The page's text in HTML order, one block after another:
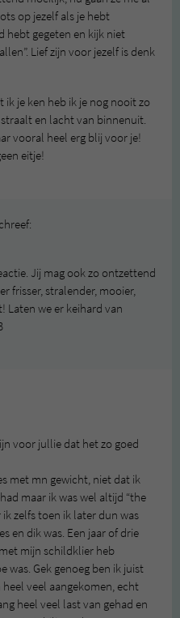
op jezelf als je hebt
hebt gegeten en kijk niet
Lief zijn voor jezelf is denk
ik je ken heb ik je nog nooit zo
en lacht van binnenuit.
vooral heel erg blij voor je!
eitje!
Jij mag ook zo ontzettend
frisser, stralender, mooier,
Laten we er keihard van
voor jullie dat het zo goed
met mn gewicht, niet dat ik
maar ik was wel altijd “the
zelfs toen ik later dun was
en dik was. Een jaar of drie
mijn schildklier heb
Gek genoeg ben ik juist
veel aangekomen, echt
heel veel last van gehad en